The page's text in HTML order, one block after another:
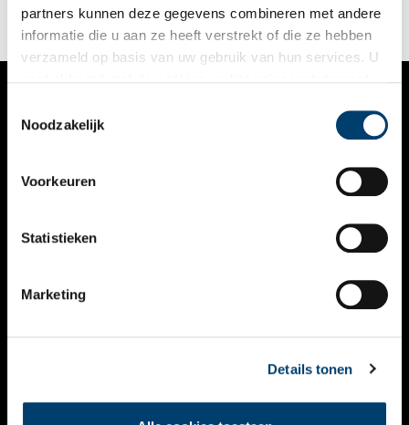
partners kunnen deze gegevens combineren met andere
informatie die u aan ze heeft verstrekt of die ze hebben
verzameld op basis van uw gebruik van hun services. U
Noodzakelijk
Voorkeuren
Statistieken
Marketing
Details tonen
VERHALEN
KALENDER
THEMA’S
VIDEO’S
CONTACT